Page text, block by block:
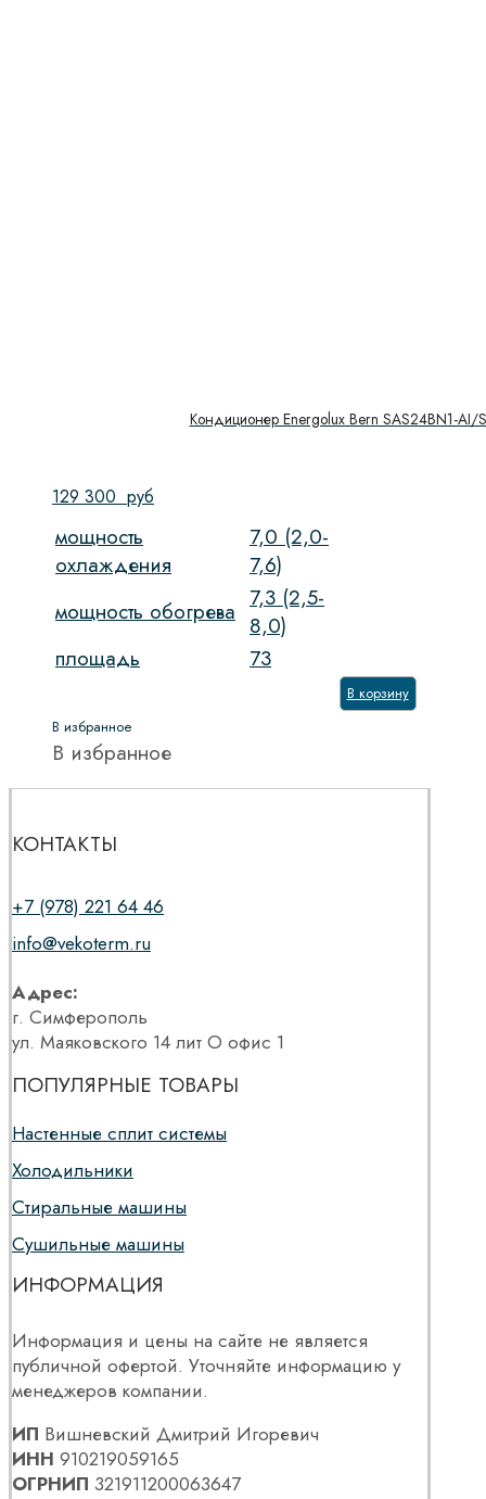
Кондиционер Energolux Bern SAS24BN1-AI/
129 300 руб
мощность
охлаждения
7,0 (2,0-
7,6)
мощность обогрева 7,3 (2,5-
8,0)
площадь
73
В корзину
В избранное
В избранное
КОНТАКТЫ
+7 (978) 221 64 46
info@vekoterm.ru
Адрес:
г. Симферополь
ул. Маяковского 14 лит О офис 1
ПОПУЛЯРНЫЕ ТОВАРЫ
Настенные сплит системы
Холодильники
Стиральные машины
Сушильные машины
ИНФОРМАЦИЯ
Информация и цены на сайте не является
публичной офертой. Уточняйте информацию у
менеджеров компании.
ИП Вишневский Дмитрий Игоревич
ИНН 910219059165
ОГРНИП 321911200063647